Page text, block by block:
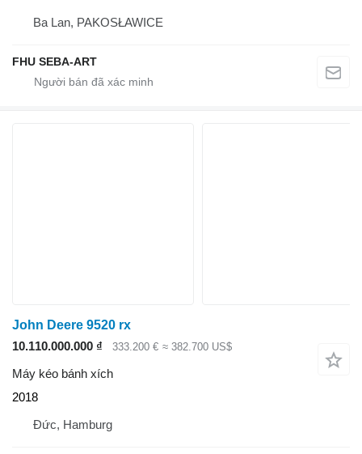
Ba Lan, PAKOSŁAWICE
FHU SEBA-ART
John Deere 9520 rx
10.110.000.000 ₫
333.200 € ≈ 382.700 US$
Máy kéo bánh xích
2018
Đức, Hamburg